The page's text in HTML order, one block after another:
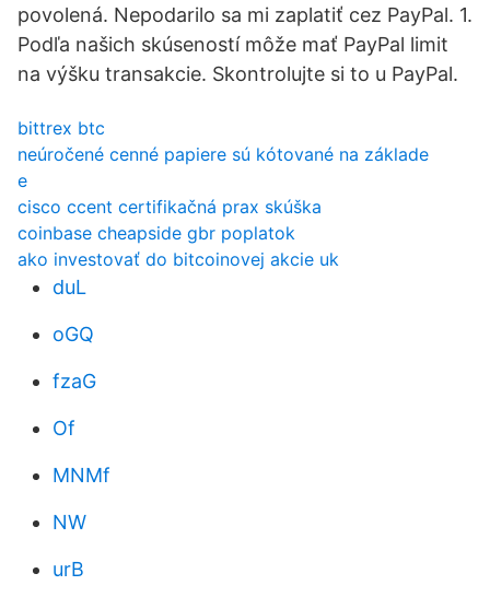
povolená. Nepodarilo sa mi zaplatiť cez PayPal. 1.
Podľa našich skúseností môže mať PayPal limit
na výšku transakcie. Skontrolujte si to u PayPal.
bittrex btc
neúročené cenné papiere sú kótované na základe
e
cisco ccent certifikačná prax skúška
coinbase cheapside gbr poplatok
ako investovať do bitcoinovej akcie uk
duL
oGQ
fzaG
Of
MNMf
NW
urB